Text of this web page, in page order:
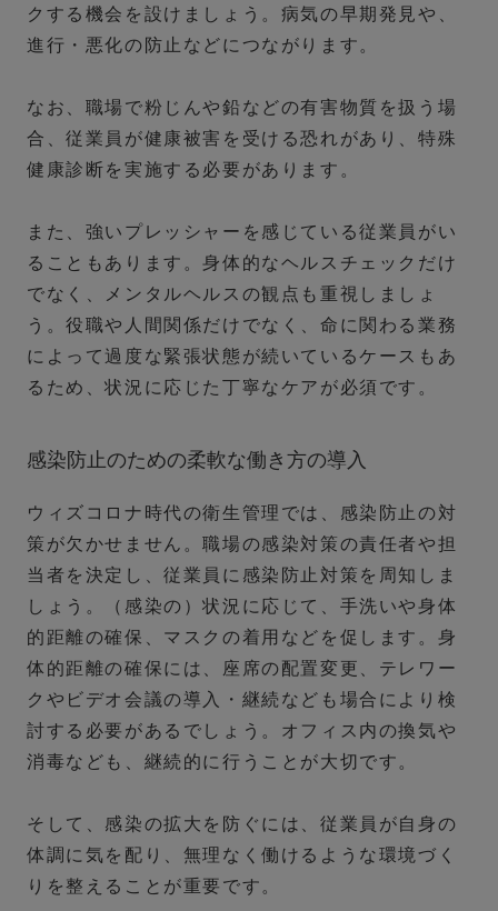
クする機会を設けましょう。病気の早期発見や、
進行・悪化の防止などにつながります。
なお、職場で粉じんや鉛などの有害物質を扱う場
合、従業員が健康被害を受ける恐れがあり、特殊
健康診断を実施する必要があります。
また、強いプレッシャーを感じている従業員がい
ることもあります。身体的なヘルスチェックだけ
でなく、メンタルヘルスの観点も重視しましょ
う。役職や人間関係だけでなく、命に関わる業務
によって過度な緊張状態が続いているケースもあ
るため、状況に応じた丁寧なケアが必須です。
感染防止のための柔軟な働き方の導入
ウィズコロナ時代の衛生管理では、感染防止の対
策が欠かせません。職場の感染対策の責任者や担
当者を決定し、従業員に感染防止対策を周知しま
しょう。（感染の）状況に応じて、手洗いや身体
的距離の確保、マスクの着用などを促します。身
体的距離の確保には、座席の配置変更、テレワー
クやビデオ会議の導入・継続なども場合により検
討する必要があるでしょう。オフィス内の換気や
消毒なども、継続的に行うことが大切です。
そして、感染の拡大を防ぐには、従業員が自身の
体調に気を配り、無理なく働けるような環境づく
りを整えることが重要です。